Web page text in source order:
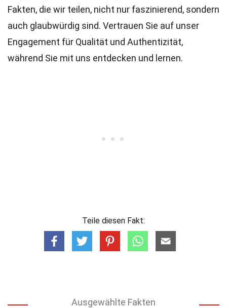
Fakten, die wir teilen, nicht nur faszinierend, sondern
auch glaubwürdig sind. Vertrauen Sie auf unser
Engagement für Qualität und Authentizität,
während Sie mit uns entdecken und lernen.
Teile diesen Fakt:
Ausgewählte Fakten